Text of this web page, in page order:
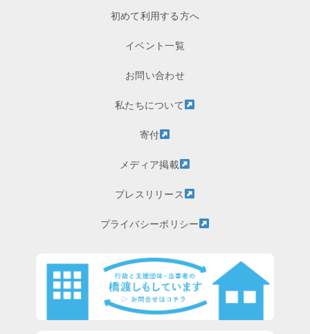
初めて利用する方へ
イベント一覧
お問い合わせ
私たちについて
寄付
メディア掲載
プレスリリース
プライバシーポリシー